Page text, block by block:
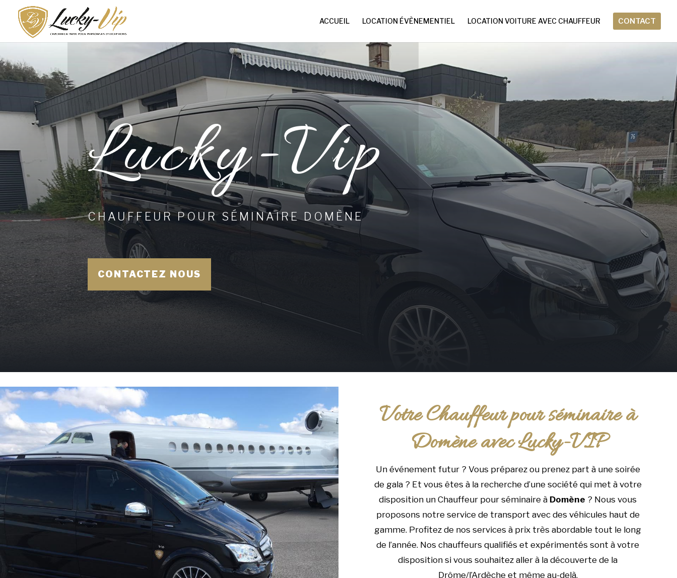
ACCUEIL LOCATION ÉVÈNEMENTIEL LOCATION VOITURE AVEC CHAUFFEUR CONTACT
Lucky-Vip
CHAUFFEUR POUR SÉMINAIRE DOMÈNE
CONTACTEZ NOUS
Votre Chauffeur pour séminaire à
Domène avec Lucky-VIP
Un événement futur ? Vous préparez ou prenez part à une soirée
de gala ? Et vous êtes à la recherche d’une société qui met à votre
disposition un Chauffeur pour séminaire à Domène ? Nous vous
proposons notre service de transport avec des véhicules haut de
gamme. Profitez de nos services à prix très abordable tout le long
de l’année. Nos chauffeurs qualifiés et expérimentés sont à votre
disposition si vous souhaitez aller à la découverte de la
Drôme/l’Ardèche et même au-delà.